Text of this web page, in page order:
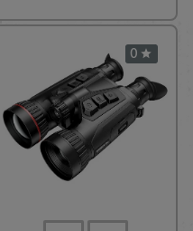
0 